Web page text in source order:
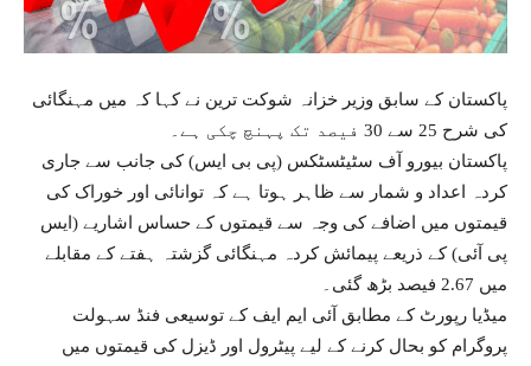
پاکستان کے سابق وزیر خزانہ شوکت ترین نے کہا کہ میں مہنگائی
کی شرح 25 سے 30 فیصد تک پہنچ چکی ہے۔
پاکستان بیورو آف سٹیٹسٹکس (پی بی ایس) کی جانب سے جاری
کردہ اعداد و شمار سے ظاہر ہوتا ہے کہ توانائی اور خوراک کی
قیمتوں میں اضافے کی وجہ سے قیمتوں کے حساس اشاریے (ایس
پی آئی) کے ذریعے پیمائش کردہ مہنگائی گزشتہ ہفتے کے مقابلے
میں 2.67 فیصد بڑھ گئی۔
میڈیا رپورٹ کے مطابق آئی ایم ایف کے توسیعی فنڈ سہولت
پروگرام کو بحال کرنے کے لیے پیٹرول اور ڈیزل کی قیمتوں میں